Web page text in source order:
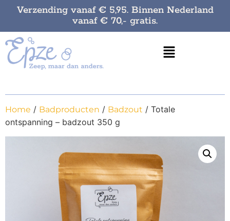
Verzending vanaf € 5,95. Binnen Nederland
vanaf € 70,- gratis.
Home / Badproducten / Badzout / Totale
ontspanning – badzout 350 g